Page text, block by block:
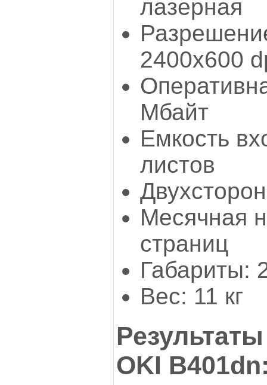
лазерная
2400x600
Мбайт
Емкость
листов
Месячная
страниц
Габариты:
Вес: 11 кг
OKI